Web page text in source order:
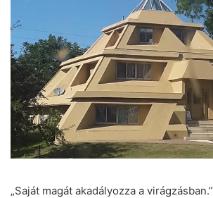
„Saját magát akadályozza a virágzásban.”